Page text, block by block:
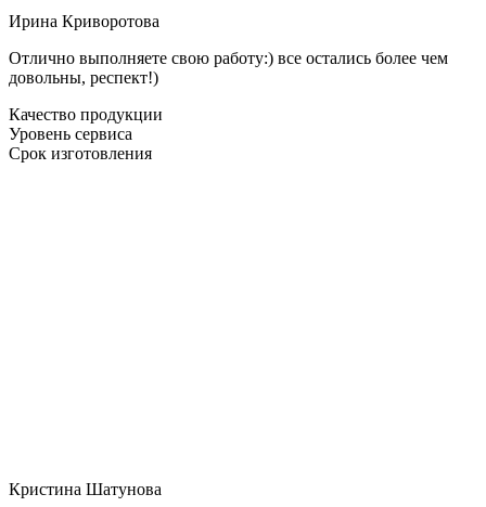
Ирина Криворотова
Отлично выполняете свою работу:) все остались более чем
довольны, респект!)
Качество продукции
Уровень сервиса
Срок изготовления
Кристина Шатунова